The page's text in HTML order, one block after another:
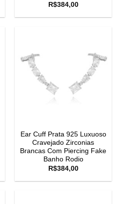
R$384,00
Ear Cuff Prata 925 Luxuoso
Cravejado Zirconias
Brancas Com Piercing Fake
Banho Rodio
R$384,00